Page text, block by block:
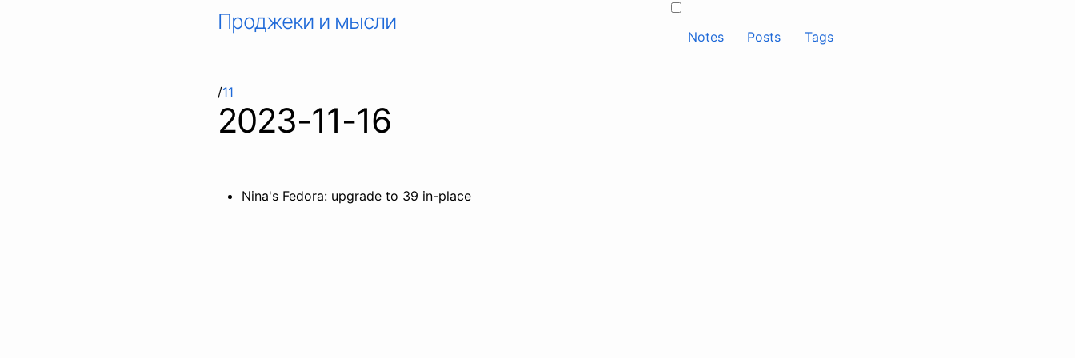
Проджеки и мысли
Notes Posts Tags
/11
2023-11-16
Nina's Fedora: upgrade to 39 in-place